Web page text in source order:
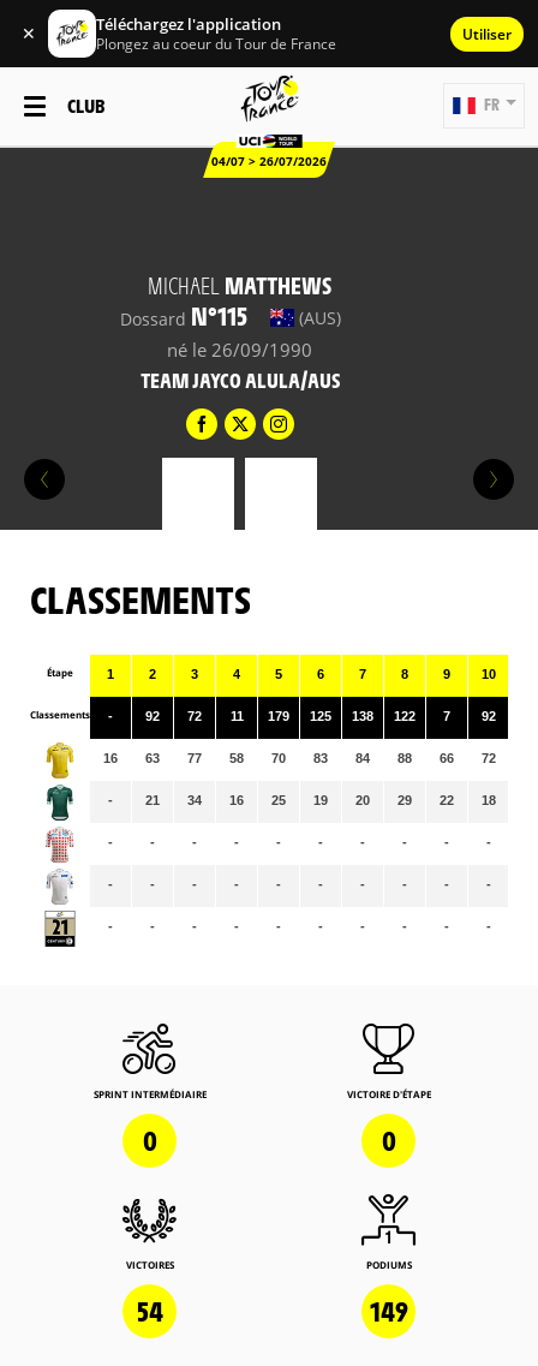
✕ Téléchargez l'application
Plongez au coeur du Tour de France Utiliser
CLUB
04/07 > 26/07/2026
FR
MICHAEL MATTHEWS
Dossard N°115 (AUS)
né le 26/09/1990
TEAM JAYCO ALULA/AUS
CLASSEMENTS
Étape
Classements
1
-
16
-
-
-
-
2
92
63
21
-
-
-
3
72
77
34
-
-
-
4
11
58
16
-
-
-
5
179
70
25
-
-
-
6
125
83
19
-
-
-
7
138
84
20
-
-
-
8
122
88
29
-
-
-
9
7
66
22
-
-
-
10
92
72
18
-
-
-
SPRINT INTERMÉDIAIRE
0
VICTOIRE D'ÉTAPE
0
VICTOIRES
54
PODIUMS
149